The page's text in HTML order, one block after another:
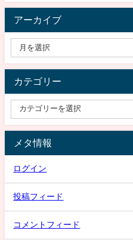
アーカイブ
カテゴリー
メタ情報
ログイン
投稿フィード
コメントフィード